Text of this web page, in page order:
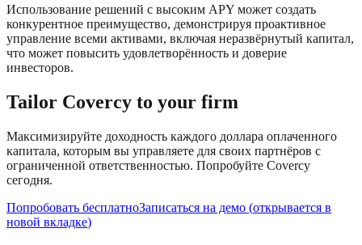
Использование решений с высоким APY может создать
конкурентное преимущество, демонстрируя проактивное
управление всеми активами, включая неразвёрнутый капитал,
что может повысить удовлетворённость и доверие
инвесторов.
Tailor Covercy to your firm
Максимизируйте доходность каждого доллара оплаченного
капитала, которым вы управляете для своих партнёров с
ограниченной ответственностью. Попробуйте Covercy
сегодня.
Попробовать бесплатноЗаписаться на демо (открывается в
новой вкладке)